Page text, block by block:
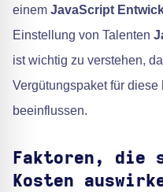
einem JavaScript
Einstellung von Talenten
ist wichtig zu verstehen,
Vergütungspaket für
beeinflussen.
Faktoren, die
Kosten